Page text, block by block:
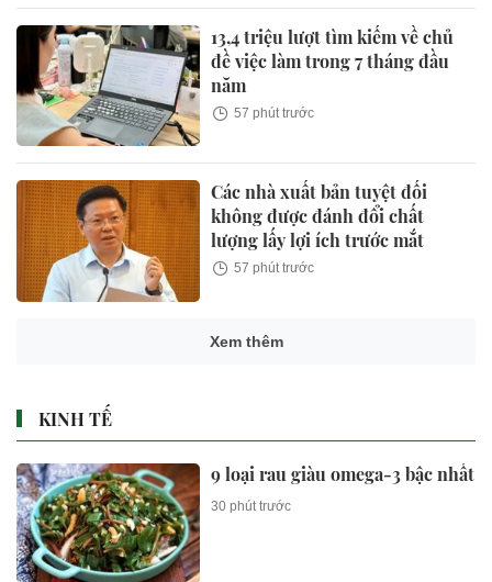
13,4 triệu lượt tìm kiếm về chủ
đề việc làm trong 7 tháng đầu
năm
57 phút trước
Các nhà xuất bản tuyệt đối
không được đánh đổi chất
lượng lấy lợi ích trước mắt
57 phút trước
Xem thêm
KINH TẾ
9 loại rau giàu omega-3 bậc nhất
30 phút trước